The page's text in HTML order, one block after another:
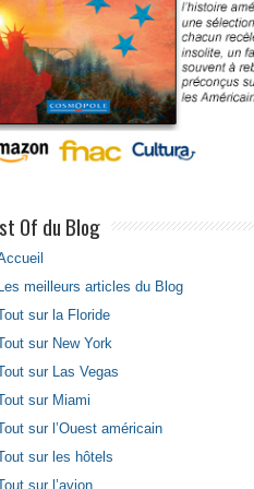
Of du Blog
meilleurs articles du Blog
sur la Floride
sur New York
sur Las Vegas
sur Miami
sur l’Ouest américain
sur les hôtels
sur l’avion